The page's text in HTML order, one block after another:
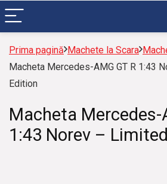
Prima pagină Machete la Scara
Macheta Mercedes-AMG GT R 1:43
Edition
Macheta Mercedes-
1:43 Norev –